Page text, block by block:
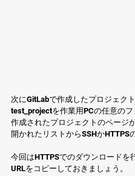
次にGitLabで作成したプロジェク
test_projectを作業用PCの任意のフ
作成されたプロジェクトのページ
開かれたリストからSSHかHTTPS
今回はHTTPSでのダウンロードを
URLをコピーしておきましょう。